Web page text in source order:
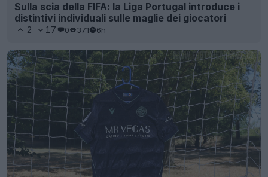
Sulla scia della FIFA: la Liga Portugal introduce i
distintivi individuali sulle maglie dei giocatori
2 17 0 371 6h